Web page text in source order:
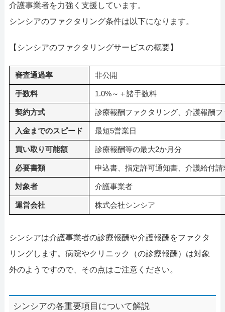
介護事業者を力強く支援しています。
シンシアのファクタリング条件は以下になります。
【シンシアのファクタリングサービスの概要】
審査通過率 非公開
手数料 1.0%～＋諸手数料
契約方式 診療報酬ファクタリング、介護報酬
入金までのスピード 最短5営業日
買い取り可能額 診療報酬等の最大2か月分
必要書類 申込書、指定許可通知書、介護給付
対象者 介護事業者
運営会社 株式会社シンシア
シンシアは介護事業者の診療報酬や介護報酬をファクタ
リングします。病院やクリニック（の診療報酬）は対象
外のようですので、その点はご注意ください。
シンシアの各重要項目について解説